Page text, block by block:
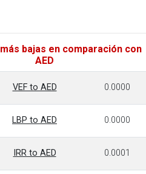
bajas en comparación con
AED
VEF to AED 0.0000
LBP to AED 0.0000
IRR to AED 0.0001